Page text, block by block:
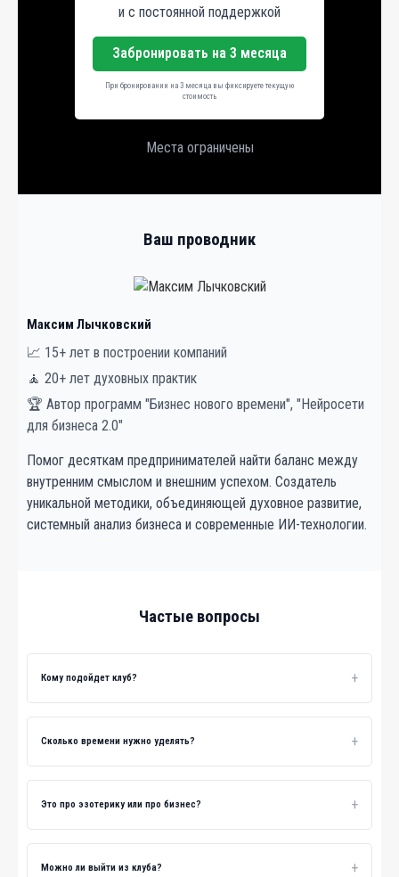
и с постоянной поддержкой
Забронировать на 3 месяца
При бронировании на 3 месяца вы фиксируете текущую
стоимость
Места ограничены
Ваш проводник
Максим Лычковский
📈 15+ лет в построении компаний
🧘 20+ лет духовных практик
🏆 Автор программ "Бизнес нового времени", "Нейросети
для бизнеса 2.0"
Помог десяткам предпринимателей найти баланс между
внутренним смыслом и внешним успехом. Создатель
уникальной методики, объединяющей духовное развитие,
системный анализ бизнеса и современные ИИ-технологии.
Частые вопросы
Кому подойдет клуб? +
Сколько времени нужно уделять? +
Это про эзотерику или про бизнес? +
Можно ли выйти из клуба? +